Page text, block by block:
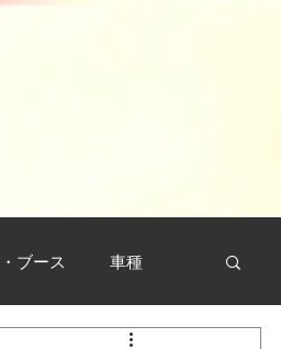
ブース 車種